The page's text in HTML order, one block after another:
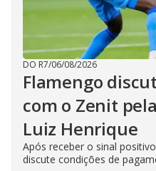
DO R7/06/08/2026
Flamengo
com o Zenit
Luiz Henrique
Após receber o sinal
discute condições de